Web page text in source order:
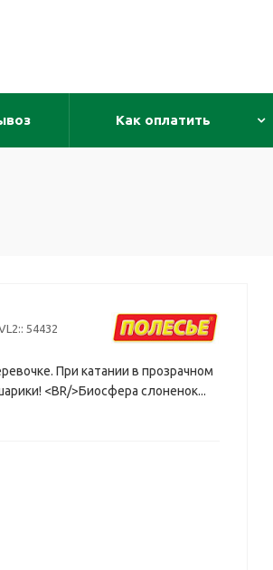
Как оплатить
54432
При катании в прозрачном
<BR/>Биосфера слоненок...